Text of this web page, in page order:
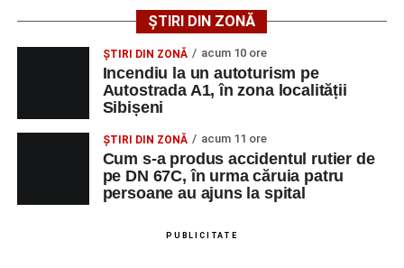
vătămare corporală din culpă.
Adaugă-ne ca sursă preferată
Urmărește-ne pe Google News
Ultimele știri din Sebeș
Minoră din Sebeș, urmărită și amenințată de un
ȘTIRI DIN ZONĂ
ȘTIRI DIN ZONĂ acum 10 ore
Incendiu la un autoturism pe
Autostrada A1, în zona localității
Sibișeni
ȘTIRI DIN ZONĂ acum 11 ore
Cum s-a produs accidentul rutier de
pe DN 67C, în urma căruia patru
persoane au ajuns la spital
PUBLICITATE